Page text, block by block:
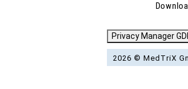
Privacy Manager
2026 © MedTriX